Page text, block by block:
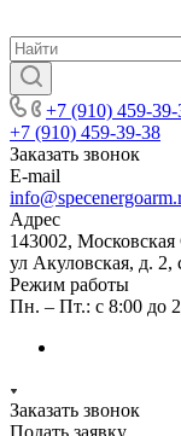
+7 (910) 459-39-
+7 (910) 459-39-38
Заказать звонок
E-mail
Адрес
143002,
ул Акуловская, д. 2,
Режим работы
Пн. – Пт.: с 8:00 до
Заказать звонок
Подать заявку